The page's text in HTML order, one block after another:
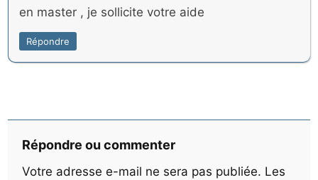
en master , je sollicite votre aide
Répondre
Répondre ou commenter
Votre adresse e-mail ne sera pas publiée. Les